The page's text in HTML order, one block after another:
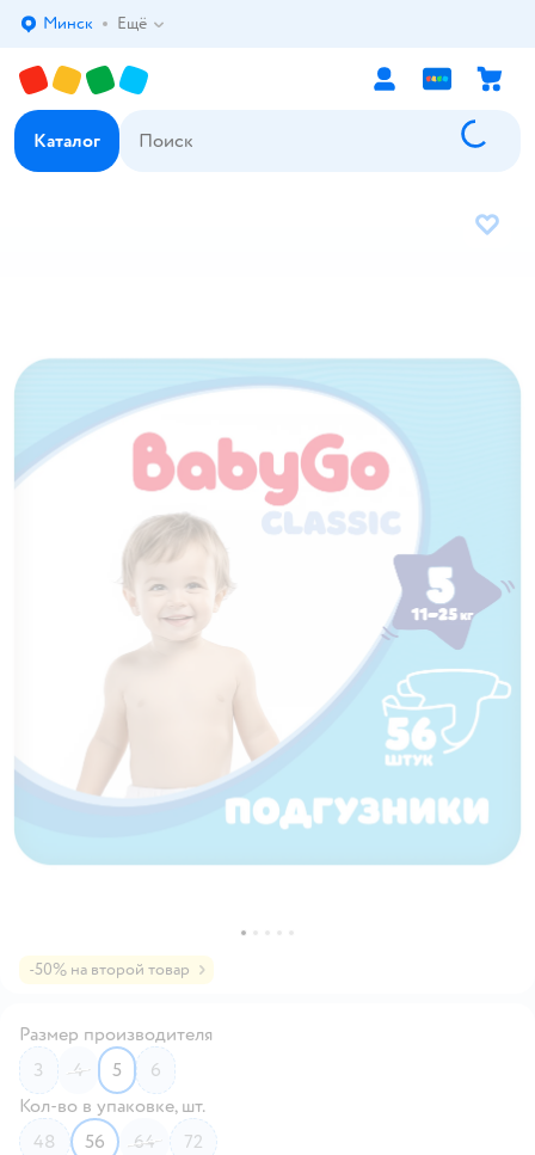
Выбор адреса доставки.
Минск Ещё
Каталог
В
-50% на второй товар
Размер производителя
3
4 5
6
Кол-во в упаковке, шт.
48
56 64 72